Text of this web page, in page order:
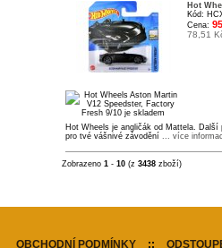
Hot
Kód:
Cena:
78,51
Hot Wheels je angličák od Mattela.
pro tvé vášnivé závodění ... více
Zobrazeno 1- 10(z 3438zboží)
OBCHODNÍ PODMÍNKY ::